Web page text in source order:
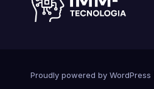
Proudly powered by WordPress